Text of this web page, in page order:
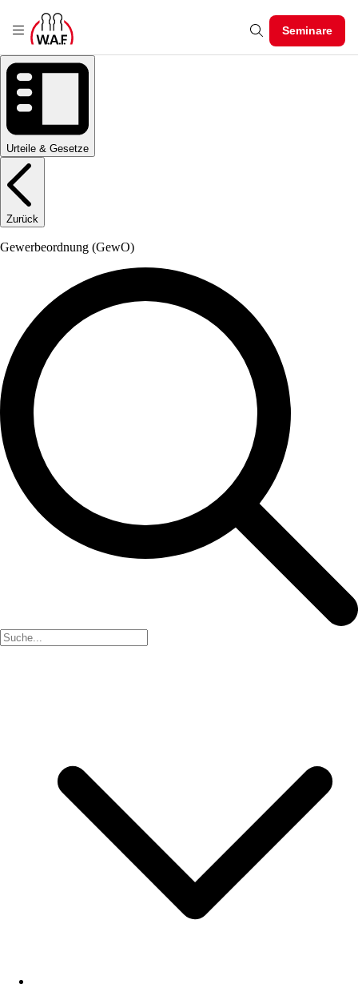
Seminare
Urteile & Gesetze
Zurück
Gewerbeordnung (GewO)